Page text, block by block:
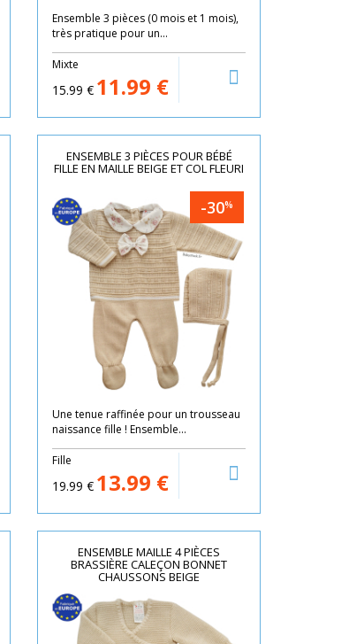
Ensemble 3 pièces (0 mois et 1 mois),
très pratique pour un...
Mixte
15.99 € 11.99 €
ENSEMBLE 3 PIÈCES POUR BÉBÉ
FILLE EN MAILLE BEIGE ET COL FLEURI
-30%
Une tenue raffinée pour un trousseau
naissance fille ! Ensemble...
Fille
19.99 € 13.99 €
ENSEMBLE MAILLE 4 PIÈCES
BRASSIÈRE CALEÇON BONNET
CHAUSSONS BEIGE